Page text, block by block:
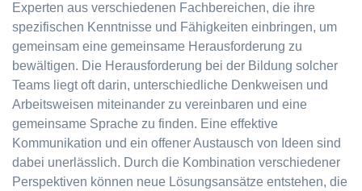
Experten aus verschiedenen Fachbereichen, die ihre
spezifischen Kenntnisse und Fähigkeiten einbringen, um
gemeinsam eine gemeinsame Herausforderung zu
bewältigen. Die Herausforderung bei der Bildung solcher
Teams liegt oft darin, unterschiedliche Denkweisen und
Arbeitsweisen miteinander zu vereinbaren und eine
gemeinsame Sprache zu finden. Eine effektive
Kommunikation und ein offener Austausch von Ideen sind
dabei unerlässlich. Durch die Kombination verschiedener
Perspektiven können neue Lösungsansätze entstehen, die